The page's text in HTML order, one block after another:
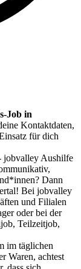
Job in
Kontaktdaten,
für dich
jobvalley Aushilfe
Dann
Bei jobvalley
und Filialen
oder bei der
Teilzeitjob,
im täglichen
Waren, achtest